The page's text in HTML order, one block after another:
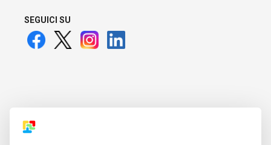
SEGUICI SU
ANM22